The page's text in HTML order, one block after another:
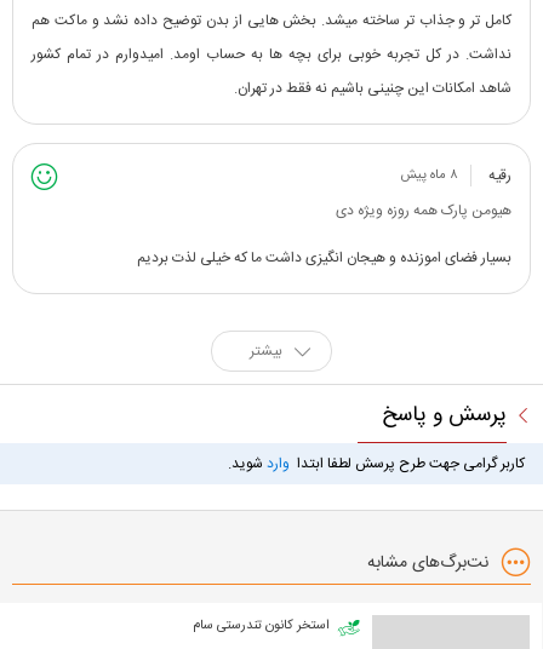
کامل تر و جذاب تر ساخته میشد. بخش هایی از بدن توضیح داده نشد و ماکت هم
نداشت. در کل تجربه خوبی برای بچه ها به حساب اومد. امیدوارم در تمام کشور
شاهد امکانات این چنینی باشیم نه فقط در تهران.
رقیه ۸ ماه پیش
هیومن پارک همه روزه ویژه دی
بسیار فضای اموزنده و هیجان انگیزی داشت ما که خیلی لذت بردیم
بیشتر
پرسش و پاسخ
کاربر گرامی جهت طرح پرسش لطفا ابتدا وارد شوید.
نت‌برگ‌های مشابه
استخر کانون تندرستی سام